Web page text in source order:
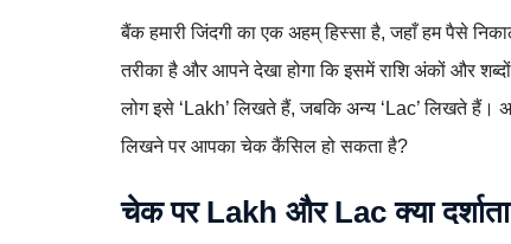
बैंक हमारी जिंदगी का एक अहम् हिस्सा है, जहाँ हम पैसे
तरीका है और आपने देखा होगा कि इसमें राशि अंकों और
लोग इसे ‘Lakh’ लिखते हैं, जबकि अन्य ‘Lac’ लिखते हैं।
लिखने पर आपका चेक कैंसिल हो सकता है?
चेक पर Lakh और Lac क्या